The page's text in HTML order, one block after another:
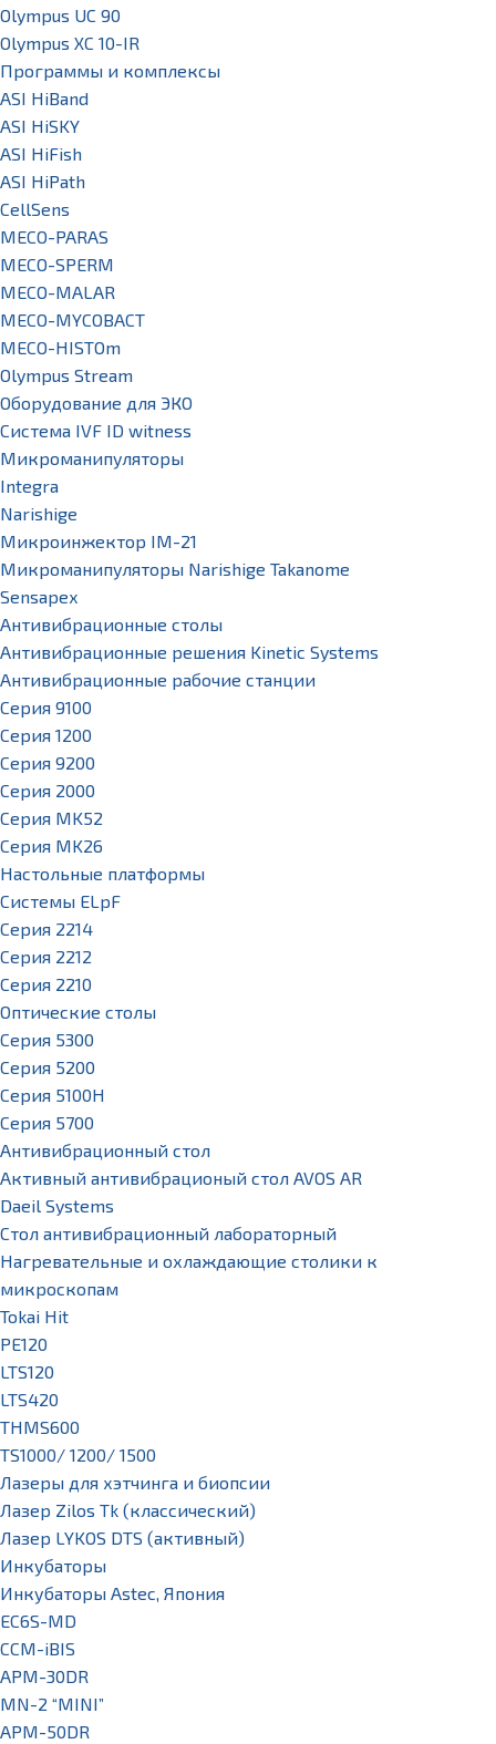
Olympus UC 90
Olympus XC 10-IR
Программы и комплексы
ASI HiBand
ASI HiSKY
ASI HiFish
ASI HiPath
CellSens
MECO-PARAS
MECO-SPERM
MECO-MALAR
MECO-MYCOBACT
MECO-HISTOm
Olympus Stream
Оборудование для ЭКО
Система IVF ID witness
Микроманипуляторы
Integra
Narishige
Микроинжектор IM-21
Микроманипуляторы Narishige Takanome
Sensapex
Антивибрационные столы
Антивибрационные решения Kinetic Systems
Антивибрационные рабочие станции
Серия 9100
Серия 1200
Серия 9200
Серия 2000
Серия MK52
Серия MK26
Настольные платформы
Системы ELpF
Серия 2214
Серия 2212
Серия 2210
Оптические столы
Серия 5300
Серия 5200
Серия 5100H
Серия 5700
Антивибрационный стол
Активный антивибрационый стол AVOS AR
Daeil Systems
Стол антивибрационный лабораторный
Нагревательные и охлаждающие столики к
микроскопам
Tokai Hit
PE120
LTS120
LTS420
THMS600
TS1000/ 1200/ 1500
Лазеры для хэтчинга и биопсии
Лазер Zilos Tk (классический)
Лазер LYKOS DTS (активный)
Инкубаторы
Инкубаторы Astec, Япония
EC6S-MD
CCM-iBIS
APM-30DR
MN-2 “MINI”
APM-50DR